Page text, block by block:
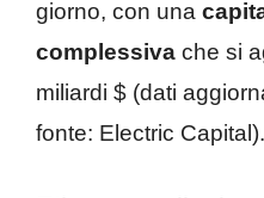
giorno, con una
complessiva che si
miliardi $ (dati
fonte: Electric Capital).